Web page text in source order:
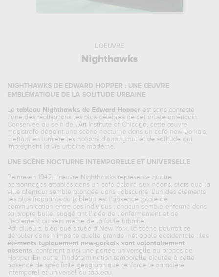
L'OEUVRE
Nighthawks
NIGHTHAWKS DE EDWARD HOPPER : UNE ŒUVRE
EMBLÉMATIQUE DE LA SOLITUDE URBAINE
Letableau Nighthawks de Edward Hopper est sans conteste
l'une des réalisations les plus célèbres de cet artiste américain.
Conservée au sein de l'Art Institute of Chicago, cette œuvre
magistrale dépeint une scène nocturne dans un café new-yorkais,
mettant en lumière les notions d'anonymat et de solitude qui
imprègnent la vie urbaine moderne.
UNE SCÈNE NOCTURNE INTEMPORELLE ET UNIVERSELLE
Peinte en 1942, l'œuvre Nighthawks représente quatre
personnages attablés dans un café éclairé aux néons, alors que la
ville alentour semble plongée dans l'obscurité. L'un des éléments
les plus frappants du tableau est l'absence totale de
communication entre ces individus ; chacun semble enfermé dans
sa propre bulle, suggérant l'idée de l'enfermement et de
l'isolement au sein même de la foule urbaine.
Par ailleurs, bien que située à New York, la scène pourrait se
dérouler dans n'importe quelle grande métropole occidentale : les
éléments typiquement new-yorkais sont volontairement
absents, conférant ainsi une portée universelle au propos de
Hopper. En outre, l'indétermination temporelle ajoutée à cette
absence de spécificité géographique renforce le caractère
intemporel et universel du tableau.